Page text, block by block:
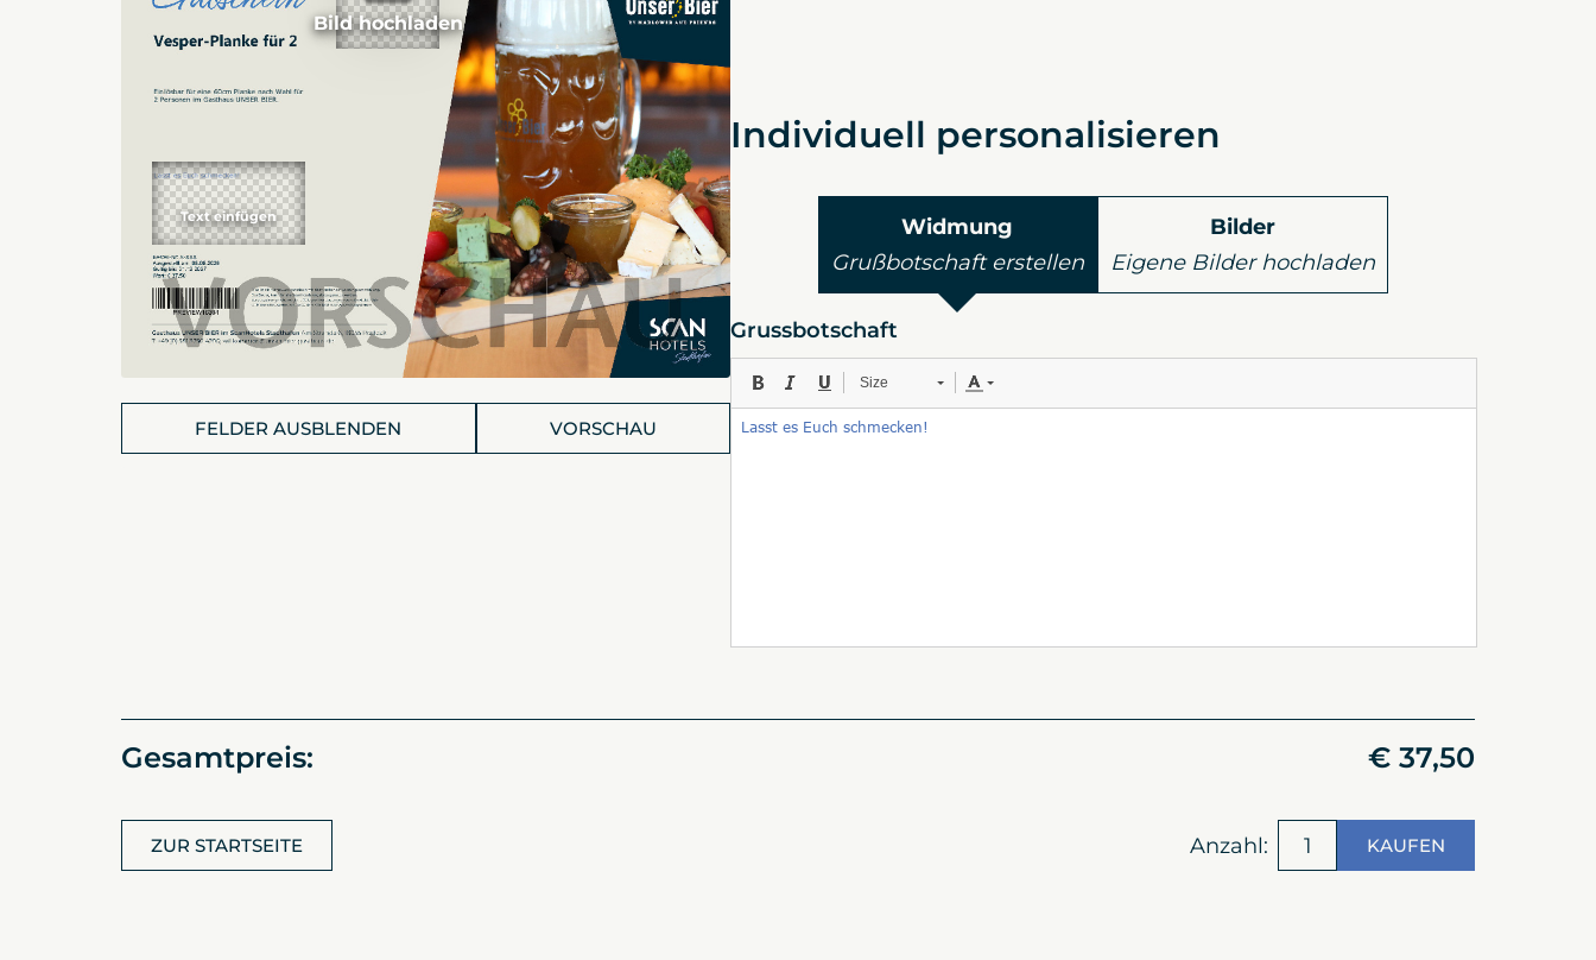
Bild hochladen
FELDER AUSBLENDEN VORSCHAU
Individuell personalisieren
Widmung
Grußbotschaft erstellen
Bilder
Eigene Bilder hochladen
Grussbotschaft
Size
Gesamtpreis: € 37,50
Anzahl: KAUFEN
ZUR STARTSEITE